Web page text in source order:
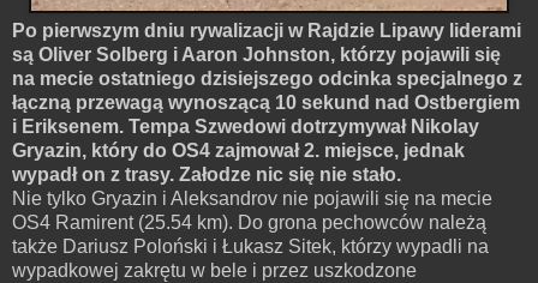
Po pierwszym dniu rywalizacji w Rajdzie Lipawy liderami
są Oliver Solberg i Aaron Johnston, którzy pojawili się
na mecie ostatniego dzisiejszego odcinka specjalnego z
łączną przewagą wynoszącą 10 sekund nad Ostbergiem
i Eriksenem. Tempa Szwedowi dotrzymywał Nikolay
Gryazin, który do OS4 zajmował 2. miejsce, jednak
wypadł on z trasy. Załodze nic się nie stało.
Nie tylko Gryazin i Aleksandrov nie pojawili się na mecie
OS4 Ramirent (25.54 km). Do grona pechowców należą
także Dariusz Poloński i Łukasz Sitek, którzy wypadli na
wypadkowej zakrętu w bele i przez uszkodzone